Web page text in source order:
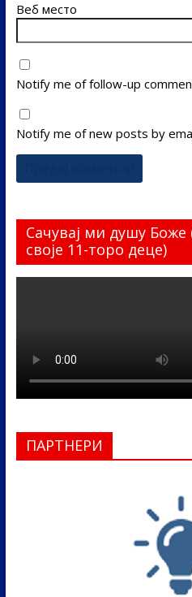
Веб место
Notify me of follow-up
Notify me of new posts by
Сачувај ми душу Боже
своје 11-торо деце)
ПАРТНЕРИ